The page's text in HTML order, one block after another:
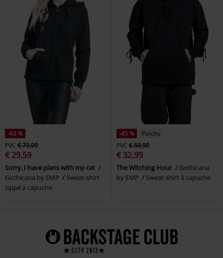
-63 %
PVC € 79,99
€ 29,59
Sorry, I have plans with my cat
Gothicana by EMP
Sweat-shirt
zippé à capuche
-45 %
Patchs
PVC € 59,99
€ 32,99
The Witching Hour
Gothicana
by EMP
Sweat-shirt à capuche